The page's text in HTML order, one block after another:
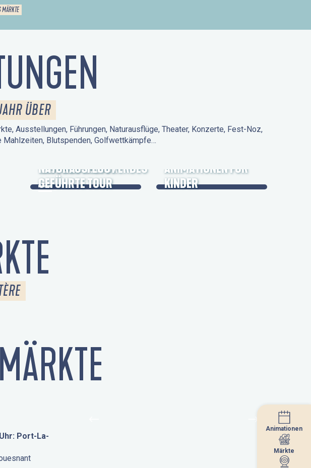
Animationen
Märkte
ÜBER
Ausstellungen, Führungen, Naturausflüge, Theater, Konzerte, Fest-Noz,
Mahlzeiten, Blutspenden, Golfwettkämpfe…
TAGE DES KULTURERBES
NATURAUSFLUG /
GEFÜHRTE TOUR
ANIMATIONEN FÜR
KINDER
Port-La-